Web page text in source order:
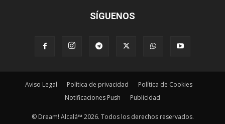
SÍGUENOS
Aviso Legal Política de privacidad
Política de Cookies
Notificaciones Push
Publicidad
© Dream! Alcalá™ 2026. Todos los derechos reservados.